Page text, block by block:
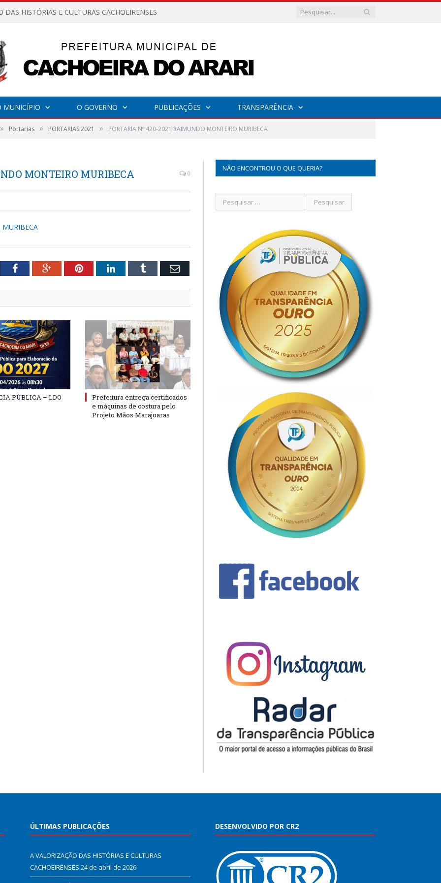
DAS HISTÓRIAS E CULTURAS CACHOEIRENSES
MUNICÍPIO O GOVERNO PUBLICAÇÕES TRANSPARÊNCIA
» Portarias » PORTARIAS 2021 » PORTARIA Nº 420-2021 RAIMUNDO MONTEIRO MURIBECA
MONTEIRO MURIBECA 0
FacebookGoogle+PinterestLinkedInTumblr Email
PÚBLICA – LDO
Prefeitura entrega certificados
e máquinas de costura pelo
Projeto Mãos Marajoaras
NÃO ENCONTROU O QUE QUERIA?
ÚLTIMAS PUBLICAÇÕES
A VALORIZAÇÃO DAS HISTÓRIAS E CULTURAS
CACHOEIRENSES 24 de abril de 2026
DESENVOLVIDO POR CR2